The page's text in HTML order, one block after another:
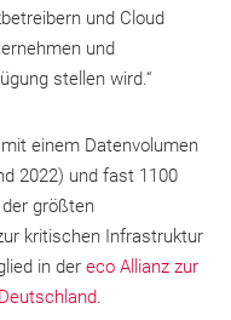
und Cloud
und
stellen wird.“
einem Datenvolumen
2022) und fast 1100
größten
kritischen Infrastruktur
in dereco Allianz zur
.